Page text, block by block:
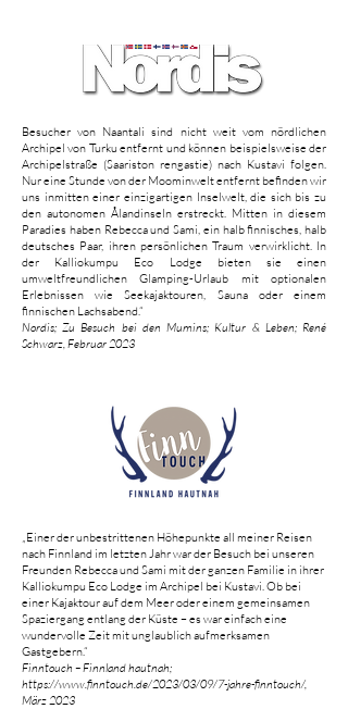
Besucher von Naantali sind nicht weit vom nördlichen
Archipel von Turku entfernt und können beispielsweise der
Archipelstraße (Saariston rengastie) nach Kustavi folgen.
Nur eine Stunde von der Moominwelt entfernt befinden wir
uns inmitten einer einzigartigen Inselwelt, die sich bis zu
den autonomen Ålandinseln erstreckt. Mitten in diesem
Paradies haben Rebecca und Sami, ein halb finnisches, halb
deutsches Paar, ihren persönlichen Traum verwirklicht. In
der Kalliokumpu Eco Lodge bieten sie einen
umweltfreundlichen Glamping-Urlaub mit optionalen
Erlebnissen wie Seekajaktouren, Sauna oder einem
finnischen Lachsabend.“
Nordis; Zu Besuch bei den Mumins; Kultur & Leben; René
Schwarz, Februar 2023
„Einer der unbestrittenen Höhepunkte all meiner Reisen
nach Finnland im letzten Jahr war der Besuch bei unseren
Freunden Rebecca und Sami mit der ganzen Familie in ihrer
Kalliokumpu Eco Lodge im Archipel bei Kustavi. Ob bei
einer Kajaktour auf dem Meer oder einem gemeinsamen
Spaziergang entlang der Küste – es war einfach eine
wundervolle Zeit mit unglaublich aufmerksamen
Gastgebern.“
Finntouch – Finnland hautnah;
https://www.finntouch.de/2023/03/09/7-jahre-finntouch/,
März 2023